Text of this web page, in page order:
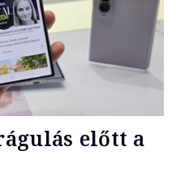
előtt a